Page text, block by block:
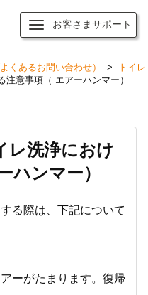
お客さまサポート
くあるお問い合わせ） >
トイレ
意事項（ エアーハンマー）
レ洗浄におけ
ハンマー）
る際は、下記について
ーがたまります。復帰